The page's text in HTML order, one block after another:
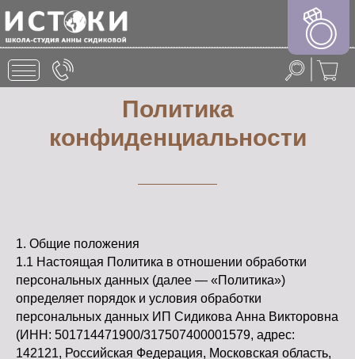
ШОПИНГ
ЛЕТНИЙ ЛАГЕРЬ
БЛОГ
Подольск \ Кузнечики \
История создания
График занятий
Награды школы
Контакты школы
Арт-терапия для
детей с ОВЗ
Группа для
Изобразительное
Лаборатория
искусства
Каллиграфия
Песочная терапия
Арт-вечеринки
Мастер-классы
для детей
Большая школа
скетчинга
Арт-лагерь
МАГАЗИН
КАРТИНА ПОД
ЗАКАЗ
Политика
конфиденциальности
1. Общие положения
1.1 Настоящая Политика в отношении обработки
персональных данных (далее — «Политика»)
определяет порядок и условия обработки
персональных данных ИП Сидикова Анна Викторовна
(ИНН: 501714471900/317507400001579, адрес:
142121, Российская Федерация, Московская область,